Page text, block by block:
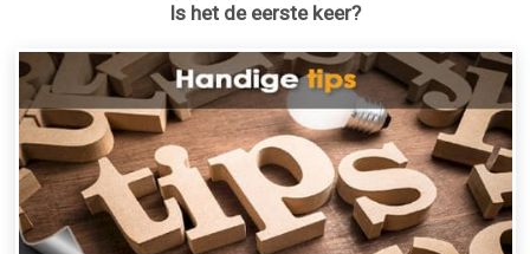
Is het de eerste keer?